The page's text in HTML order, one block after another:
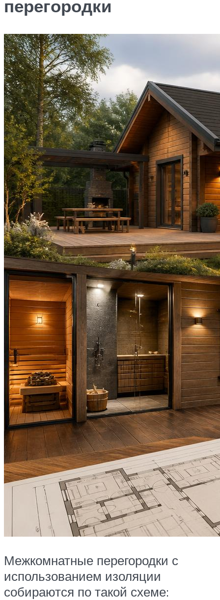
перегородки
Межкомнатные перегородки с
использованием изоляции
собираются по такой схеме: